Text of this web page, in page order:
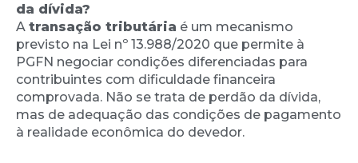
da dívida?
A transação tributária é um mecanismo
previsto na Lei nº 13.988/2020 que permite à
PGFN negociar condições diferenciadas para
contribuintes com dificuldade financeira
comprovada. Não se trata de perdão da dívida,
mas de adequação das condições de pagamento
à realidade econômica do devedor.